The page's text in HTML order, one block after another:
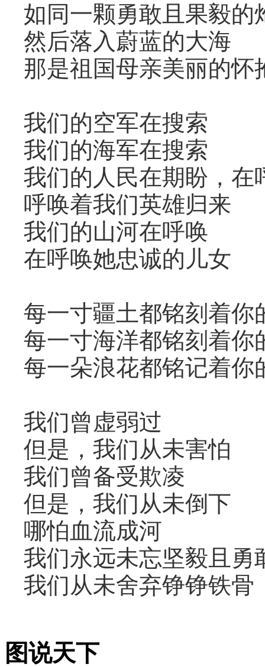
如同一颗勇敢且果毅的
然后落入蔚蓝的大海
那是祖国母亲美丽的怀
我们的空军在搜索
我们的海军在搜索
我们的人民在期盼，在
呼唤着我们英雄归来
我们的山河在呼唤
在呼唤她忠诚的儿女
每一寸疆土都铭刻着你
每一寸海洋都铭刻着你
每一朵浪花都铭记着你
我们曾虚弱过
但是，我们从未害怕
我们曾备受欺凌
但是，我们从未倒下
哪怕血流成河
我们永远未忘坚毅且勇
我们从未舍弃铮铮铁骨
图说天下